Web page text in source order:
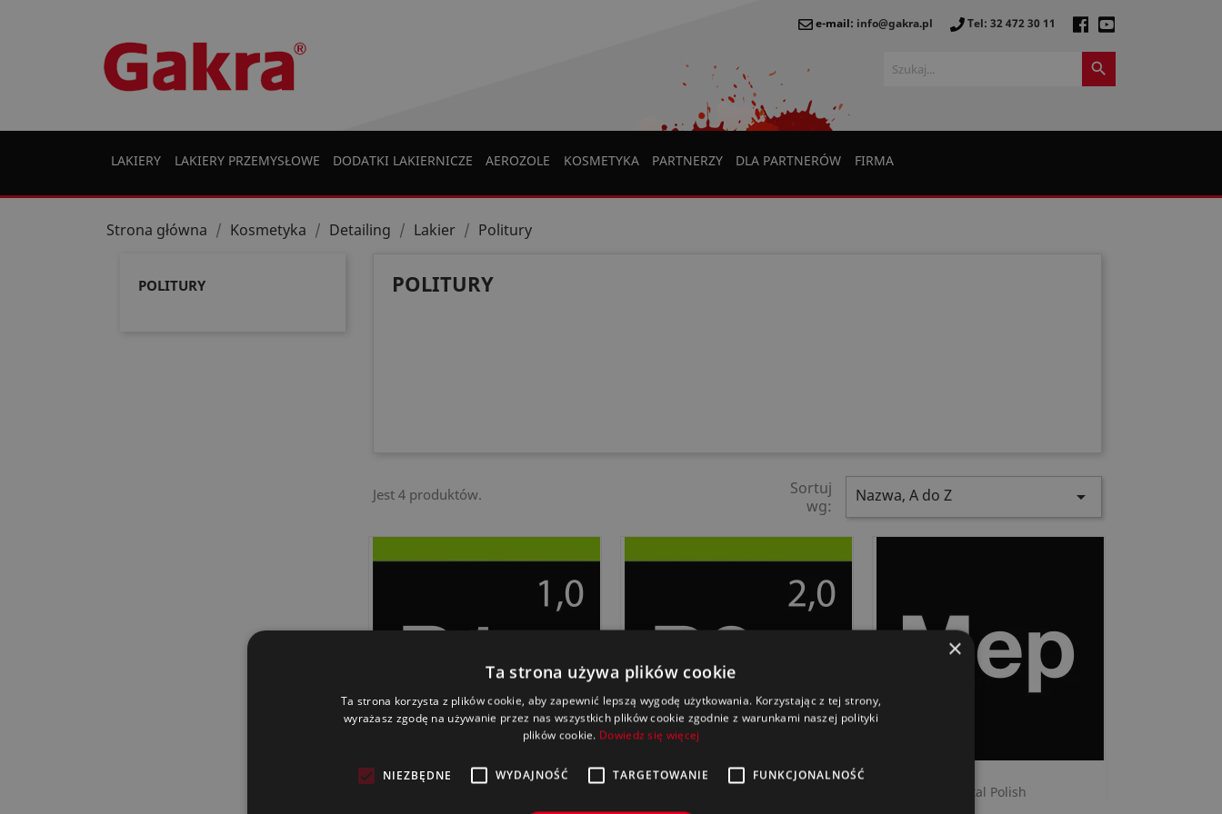
e-mail: info@gakra.pl Tel: 32 472 30 11

LAKIERY LAKIERY PRZEMYSŁOWE DODATKI LAKIERNICZE AEROZOLE KOSMETYKA PARTNERZY DLA PARTNERÓW FIRMA
Strona główna Kosmetyka Detailing Lakier Politury
POLITURY POLITURY
Jest 4 produktów.
Sortuj
wg:
Nazwa, A do Z 
Szybki podgląd Szybki podgląd
Metal Polish
×
Ta strona używa plików cookie
Ta strona korzysta z plików cookie, aby zapewnić lepszą wygodę użytkowania. Korzystając z tej strony,
wyrażasz zgodę na używanie przez nas wszystkich plików cookie zgodnie z warunkami naszej polityki
plików cookie. Dowiedz się więcej
NIEZBĘDNE WYDAJNOŚĆ TARGETOWANIE FUNKCJONALNOŚĆ